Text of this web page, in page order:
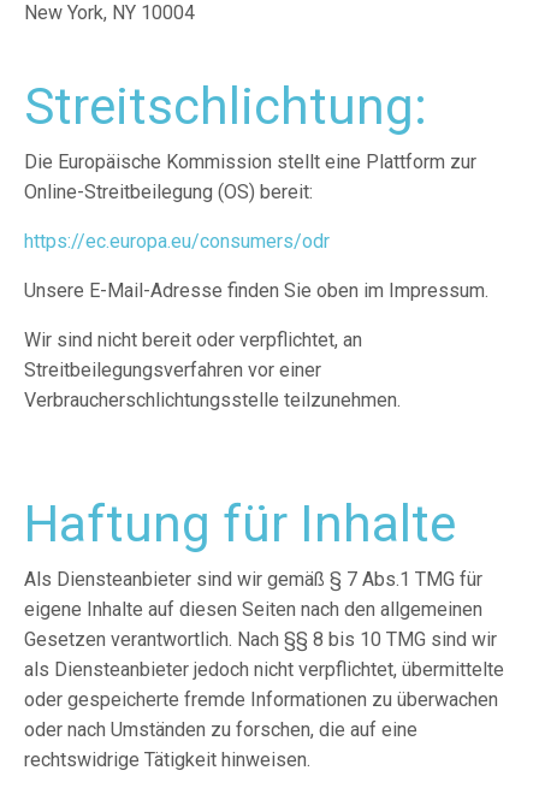
New York, NY 10004
Streitschlichtung:
Die Europäische Kommission stellt eine Plattform zur
Online-Streitbeilegung (OS) bereit:
https://ec.europa.eu/consumers/odr
Unsere E-Mail-Adresse finden Sie oben im Impressum.
Wir sind nicht bereit oder verpflichtet, an
Streitbeilegungsverfahren vor einer
Verbraucherschlichtungsstelle teilzunehmen.
Haftung für Inhalte
Als Diensteanbieter sind wir gemäß § 7 Abs.1 TMG für
eigene Inhalte auf diesen Seiten nach den allgemeinen
Gesetzen verantwortlich. Nach §§ 8 bis 10 TMG sind wir
als Diensteanbieter jedoch nicht verpflichtet, übermittelte
oder gespeicherte fremde Informationen zu überwachen
oder nach Umständen zu forschen, die auf eine
rechtswidrige Tätigkeit hinweisen.